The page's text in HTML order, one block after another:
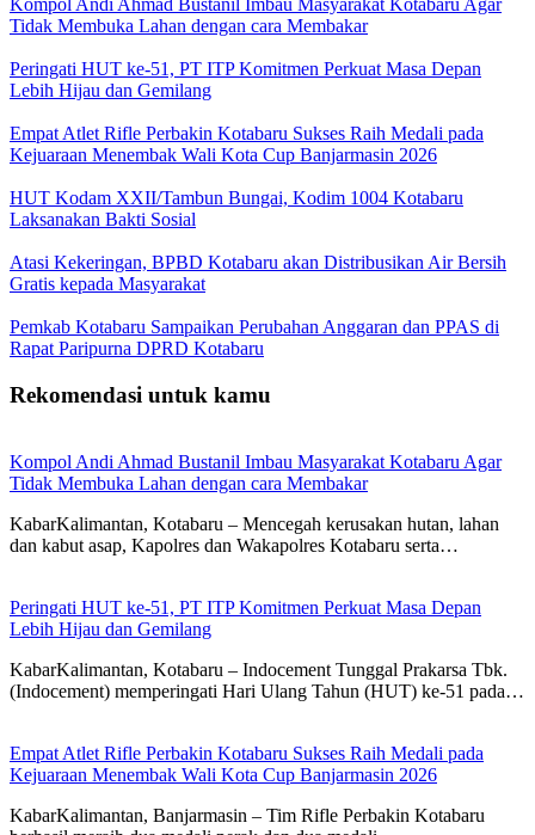
Kompol Andi Ahmad Bustanil Imbau Masyarakat Kotabaru Agar
Tidak Membuka Lahan dengan cara Membakar
Peringati HUT ke-51, PT ITP Komitmen Perkuat Masa Depan
Lebih Hijau dan Gemilang
Empat Atlet Rifle Perbakin Kotabaru Sukses Raih Medali pada
Kejuaraan Menembak Wali Kota Cup Banjarmasin 2026
HUT Kodam XXII/Tambun Bungai, Kodim 1004 Kotabaru
Laksanakan Bakti Sosial
Atasi Kekeringan, BPBD Kotabaru akan Distribusikan Air Bersih
Gratis kepada Masyarakat
Pemkab Kotabaru Sampaikan Perubahan Anggaran dan PPAS di
Rapat Paripurna DPRD Kotabaru
Rekomendasi untuk kamu
Kompol Andi Ahmad Bustanil Imbau Masyarakat Kotabaru Agar
Tidak Membuka Lahan dengan cara Membakar
KabarKalimantan, Kotabaru – Mencegah kerusakan hutan, lahan
dan kabut asap, Kapolres dan Wakapolres Kotabaru serta…
Peringati HUT ke-51, PT ITP Komitmen Perkuat Masa Depan
Lebih Hijau dan Gemilang
KabarKalimantan, Kotabaru – Indocement Tunggal Prakarsa Tbk.
(Indocement) memperingati Hari Ulang Tahun (HUT) ke-51 pada…
Empat Atlet Rifle Perbakin Kotabaru Sukses Raih Medali pada
Kejuaraan Menembak Wali Kota Cup Banjarmasin 2026
KabarKalimantan, Banjarmasin – Tim Rifle Perbakin Kotabaru